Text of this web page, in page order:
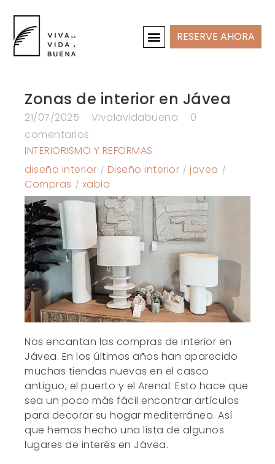
RESERVE AHORA
Zonas de interior en Jávea
21/07/2025 Vivalavidabuena
0
comentarios
INTERIORISMO Y REFORMAS
diseño interior
Diseño interior
javea
Compras
xabia
Nos encantan las compras de interior en
Jávea. En los últimos años han aparecido
muchas tiendas nuevas en el casco
antiguo, el puerto y el Arenal. Esto hace que
sea un poco más fácil encontrar artículos
para decorar su hogar mediterráneo. Así
que hemos hecho una lista de algunos
lugares de interés en Jávea.